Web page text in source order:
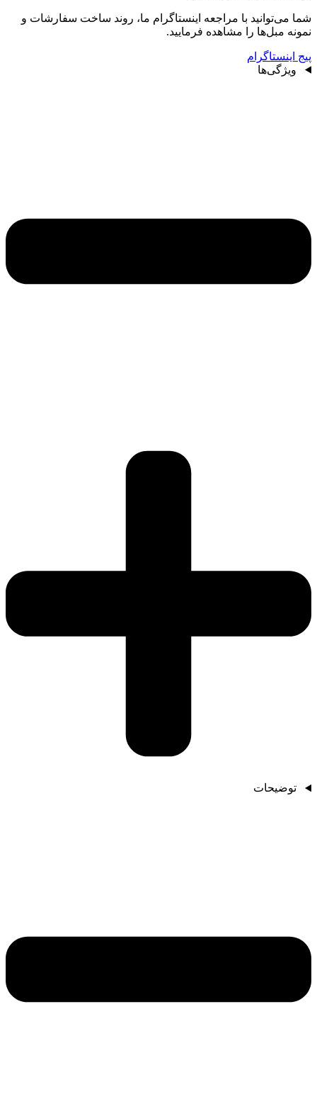
شما می‌توانید با مراجعه اینستاگرام ما، روند ساخت سفارشات و
نمونه مبل‌ها را مشاهده فرمایید.
پیج اینستاگرام
ویژگی‌ها
توضیحات